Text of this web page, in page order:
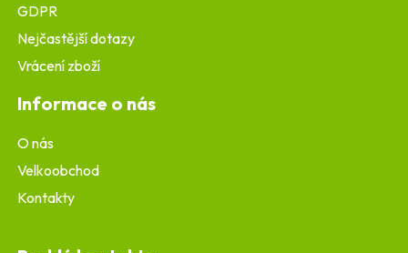
GDPR
Nejčastější dotazy
Vrácení zboží
Informace o nás
O nás
Velkoobchod
Kontakty